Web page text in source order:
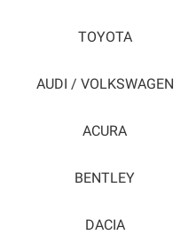
TOYOTA
AUDI / VOLKSWAGEN
ACURA
BENTLEY
DACIA